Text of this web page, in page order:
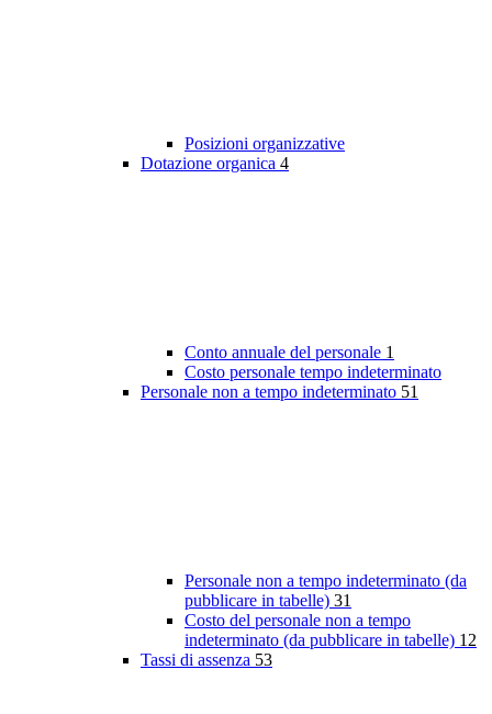
Posizioni organizzative
Dotazione organica 4
Conto annuale del personale 1
Costo personale tempo indeterminato
Personale non a tempo indeterminato 51
Personale non a tempo indeterminato (da
pubblicare in tabelle) 31
Costo del personale non a tempo
indeterminato (da pubblicare in tabelle) 12
Tassi di assenza 53